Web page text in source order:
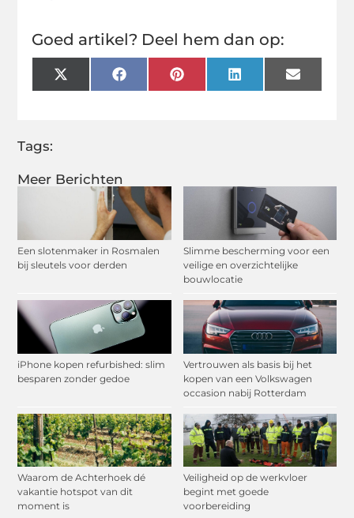
Meer Berichten
Een slotenmaker in Rosmalen
bij sleutels voor derden
Slimme bescherming voor een
veilige en overzichtelijke
bouwlocatie
iPhone kopen refurbished: slim
besparen zonder gedoe
Vertrouwen als basis bij het
kopen van een Volkswagen
occasion nabij Rotterdam
Waarom de Achterhoek dé
vakantie hotspot van dit
moment is
Veiligheid op de werkvloer
begint met goede
voorbereiding
Goed artikel? Deel hem dan op:
X
(Twitter)
FacebookPinterestLinkedInEmail
Tags: